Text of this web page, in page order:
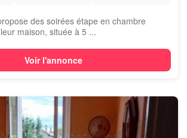
des soirées étape en chambre
maison, située à 5 ...
Voir l'annonce